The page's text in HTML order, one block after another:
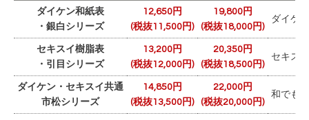
ダイケン和紙表
・銀白シリーズ
12,650円
(税抜11,500円)
19,800円
(税抜18,000円)
ダイケ
セキスイ樹脂表
・引目シリーズ
13,200円
(税抜12,000円)
20,350円
(税抜18,500円)
セキス
ダイケン・セキスイ共通
市松シリーズ
14,850円
(税抜13,500円)
22,000円
(税抜20,000円)
和でも